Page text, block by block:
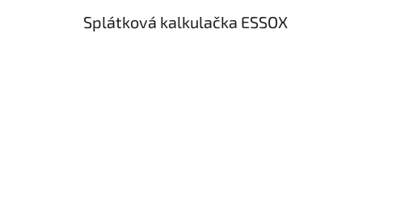
Splátková kalkulačka ESSOX